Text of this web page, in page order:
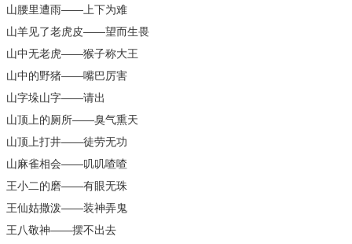
山腰里遭雨——上下为难
山羊见了老虎皮——望而生畏
山中无老虎——猴子称大王
山中的野猪——嘴巴厉害
山字垛山字——请出
山顶上的厕所——臭气熏天
山顶上打井——徒劳无功
山麻雀相会——叽叽喳喳
王小二的磨——有眼无珠
王仙姑撒泼——装神弄鬼
王八敬神——摆不出去